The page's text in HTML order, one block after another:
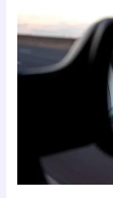
Rijangst?
Geen
probleem!
Haal
onze